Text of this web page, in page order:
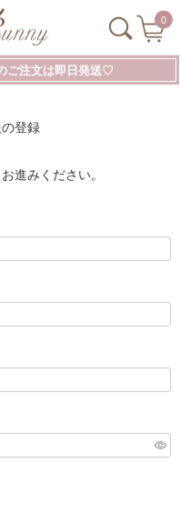
0
ご注文は即日発送♡
登録
進みください。